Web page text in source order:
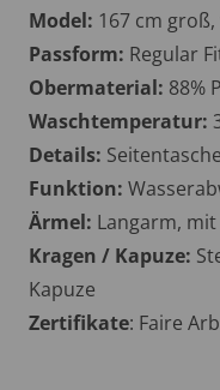
Model: 167 cm
Passform: Regular
Obermaterial: 88%
Waschtemperatur:
Details:
Funktion:
Ärmel: Langarm,
Kragen / Kapuze:
Kapuze
Zertifikate: Faire